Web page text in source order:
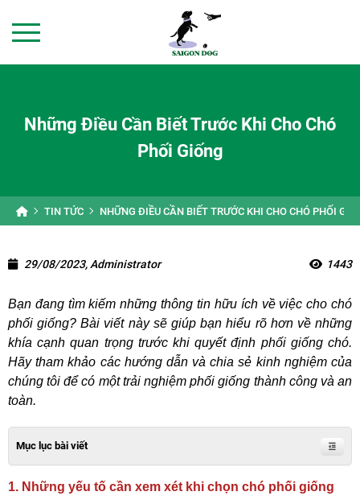
Những Điều Cần Biết Trước Khi Cho Chó
Phối Giống
TIN TỨC NHỮNG ĐIỀU CẦN BIẾT TRƯỚC KHI CHO CHÓ PHỐI
29/08/2023, Administrator 1443
Bạn đang tìm kiếm những thông tin hữu ích về việc cho chó
phối giống? Bài viết này sẽ giúp bạn hiểu rõ hơn về những
khía cạnh quan trọng trước khi quyết định phối giống chó.
Hãy tham khảo các hướng dẫn và chia sẻ kinh nghiệm của
chúng tôi để có một trải nghiệm phối giống thành công và an
toàn.
Mục lục bài viết
1. Những yếu tố cần xem xét khi chọn chó phối giống